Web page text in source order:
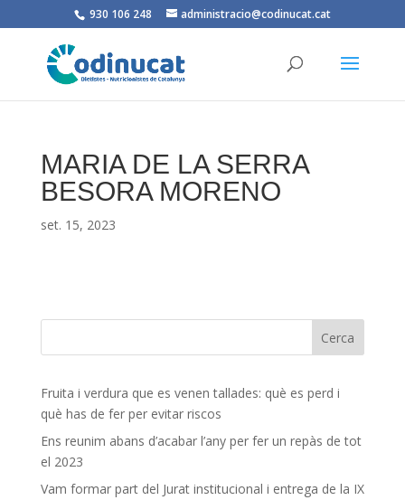
930 106 248 administracio@codinucat.cat
MARIA DE LA SERRA
BESORA MORENO
set. 15, 2023
Fruita i verdura que es venen tallades: què es perd i
què has de fer per evitar riscos
Ens reunim abans d’acabar l’any per fer un repàs de tot
el 2023
Vam formar part del Jurat institucional i entrega de la IX